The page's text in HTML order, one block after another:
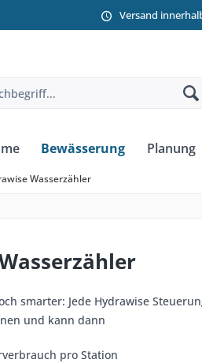
Versand
Bewässerung Planung
Wasserzähler
smarter: Jede Hydrawise
und kann dann
pro Station